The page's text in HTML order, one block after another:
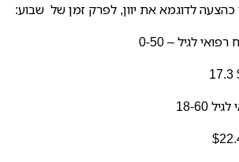
כהצעה לדוגמא את יוון, לפרק זמן של שבוע:
לגיל – 0-50
18-60